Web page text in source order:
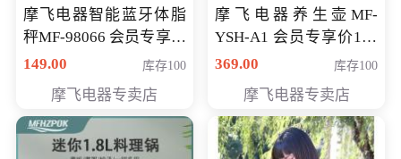
摩飞电器智能蓝牙体脂
秤MF-98066 会员专享价
98元
149.00 库存100
摩飞电器专卖店
摩飞电器养生壶MF-
YSH-A1 会员专享价198
元
369.00 库存100
摩飞电器专卖店